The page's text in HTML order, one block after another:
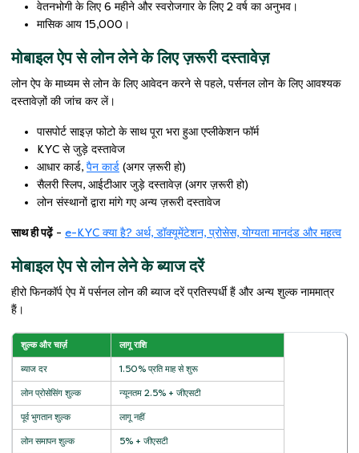
वेतनभोगी के लिए 6 महीने और स्वरोजगार के लिए 2 वर्ष का अनुभव।
मासिक आय 15,000।
मोबाइल ऐप से लोन लेने के लिए ज़रूरी दस्तावेज़
लोन ऐप के माध्यम से लोन के लिए आवेदन करने से पहले, पर्सनल लोन के लिए आवश्यक
दस्तावेज़ों की जांच कर लें।
पासपोर्ट साइज़ फोटो के साथ पूरा भरा हुआ एप्लीकेशन फॉर्म
KYC से जुड़े दस्तावेज
आधार कार्ड, पैन कार्ड (अगर ज़रूरी हो)
सैलरी स्लिप, आईटीआर जुड़े दस्तावेज़ (अगर ज़रूरी हो)
लोन संस्थानों द्वारा मांगे गए अन्य ज़रूरी दस्तावेज
साथ ही पढ़ें- e-KYC क्या है? अर्थ, डॉक्यूमेंटेशन, प्रोसेस, योग्यता मानदंड और महत्व
मोबाइल ऐप से लोन लेने के ब्याज दरें
हीरो फिनकॉर्प ऐप में पर्सनल लोन की ब्याज दरें प्रतिस्पर्धी हैं और अन्य शुल्क नाममात्र
हैं।
शुल्क और चार्ज़ लागू राशि
ब्याज दर 1.50% प्रति माह से शुरू
लोन प्रोसेसिंग शुल्क न्यूनतम 2.5% + जीएसटी
पूर्व भुगतान शुल्क लागू नहीं
लोन समापन शुल्क 5% + जीएसटी